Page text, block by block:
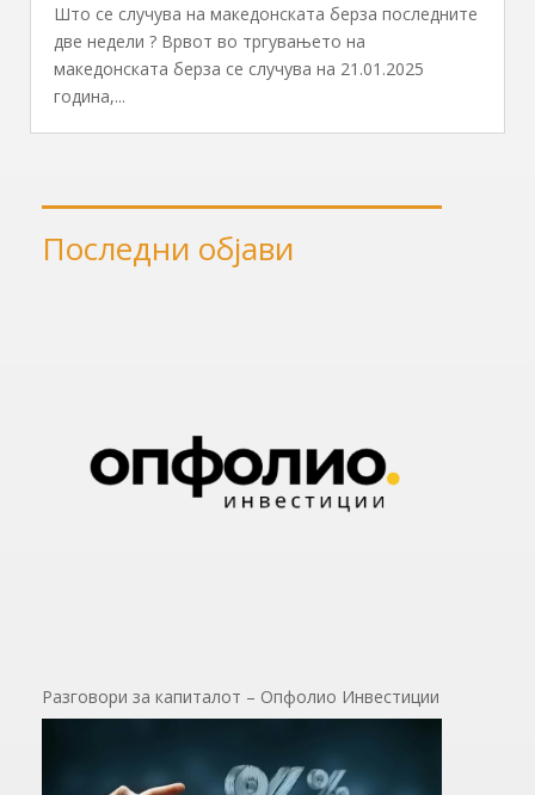
Што се случува на македонската берза последните
две недели ? Врвот во тргувањето на
македонската берза се случува на 21.01.2025
година,...
Последни објави
Разговори за капиталот – Опфолио Инвестиции